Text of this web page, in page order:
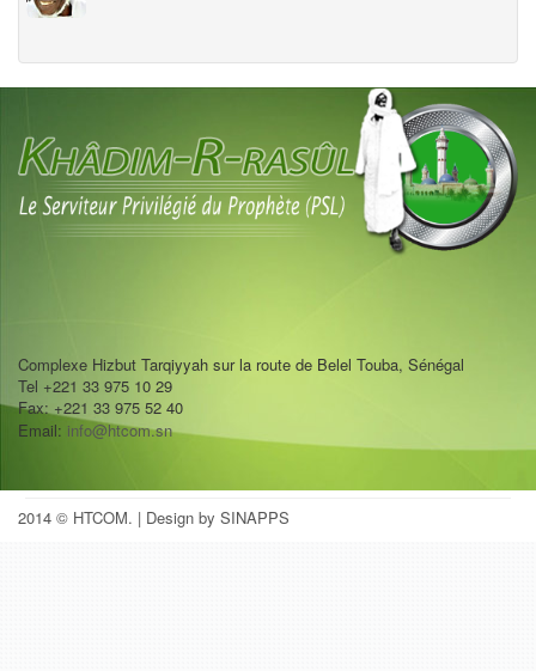
Complexe Hizbut Tarqiyyah sur la route de Belel Touba, Sénégal
Tel +221 33 975 10 29
Fax: +221 33 975 52 40
Email: info@htcom.sn
2014 © HTCOM. | Design by SINAPPS